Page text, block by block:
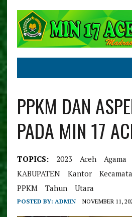
PPKM DAN
PADA MIN 17
TOPICS: 2023 Aceh Agama
KABUPATEN
Kantor
PPKM
Tahun Utara
POSTED BY: ADMIN NOVEMBER 11,